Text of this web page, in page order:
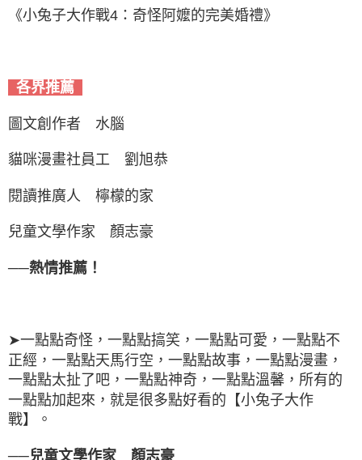
《小兔子大作戰4：奇怪阿嬤的完美婚禮》
各界推薦
圖文創作者 水腦
貓咪漫畫社員工 劉旭恭
閱讀推廣人 檸檬的家
兒童文學作家 顏志豪
──熱情推薦！
➤一點點奇怪，一點點搞笑，一點點可愛，一點點不
正經，一點點天馬行空，一點點故事，一點點漫畫，
一點點太扯了吧，一點點神奇，一點點溫馨，所有的
一點點加起來，就是很多點好看的【小兔子大作
戰】。
──兒童文學作家 顏志豪